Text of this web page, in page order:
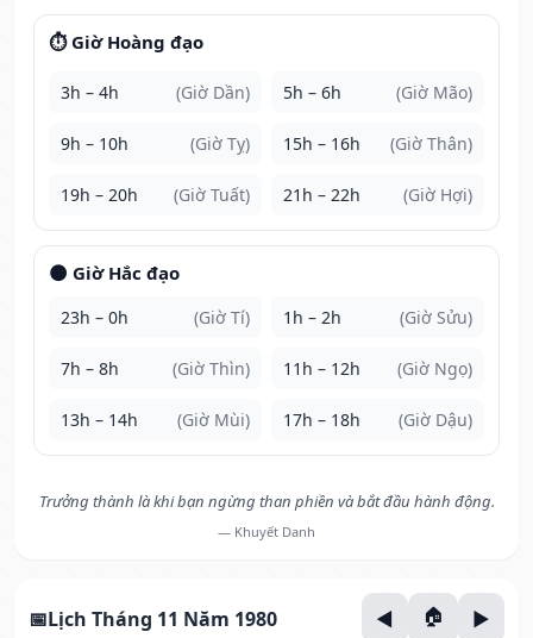
⏱️ Giờ Hoàng đạo
3h – 4h (Giờ Dần) 5h – 6h (Giờ Mão)
9h – 10h (Giờ Tỵ) 15h – 16h (Giờ Thân)
19h – 20h (Giờ Tuất) 21h – 22h (Giờ Hợi)
🌑 Giờ Hắc đạo
23h – 0h (Giờ Tí) 1h – 2h (Giờ Sửu)
7h – 8h (Giờ Thìn) 11h – 12h (Giờ Ngọ)
13h – 14h (Giờ Mùi) 17h – 18h (Giờ Dậu)
Trưởng thành là khi bạn ngừng than phiền và bắt đầu hành động.
— Khuyết Danh
Lịch Tháng 11 Năm 1980